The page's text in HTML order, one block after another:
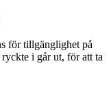
för tillgänglighet på
i går ut, för att ta